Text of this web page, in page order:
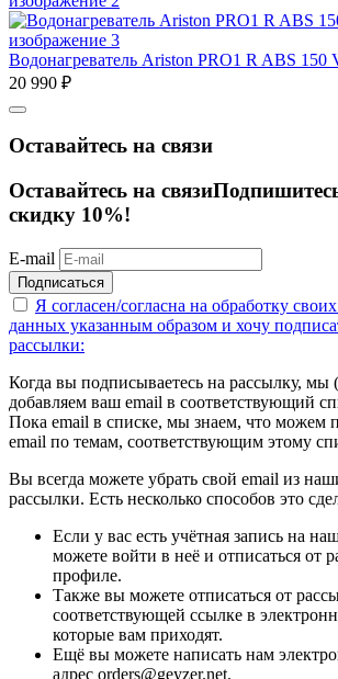
Водонагреватель Ariston PRO1 R ABS 150
20 990 ₽
Оставайтесь на связи
Оставайтесь на связи
скидку 10%!
E-mail
Подписаться
Я согласен/согласна на обработку
данных указанным образом и хочу
рассылки:
Когда вы подписываетесь на рассылку, мы
добавляем ваш email в соответствующий
Пока email в списке, мы знаем, что можем
email по темам, соответствующим этому
Вы всегда можете убрать свой email из
рассылки. Есть несколько способов это
Если у вас есть учётная запись на
можете войти в неё и отписаться от
профиле.
Также вы можете отписаться от
соответствующей ссылке в
которые вам приходят.
Ещё вы можете написать нам
адрес orders@geyzer.net.